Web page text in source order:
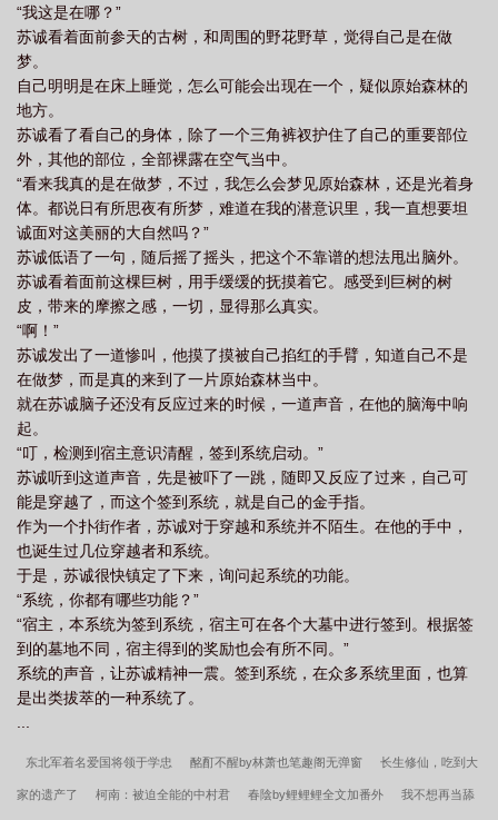
“我这是在哪？”
苏诚看着面前参天的古树，和周围的野花野草，觉得自己是在做
梦。
自己明明是在床上睡觉，怎么可能会出现在一个，疑似原始森林的
地方。
苏诚看了看自己的身体，除了一个三角裤衩护住了自己的重要部位
外，其他的部位，全部裸露在空气当中。
“看来我真的是在做梦，不过，我怎么会梦见原始森林，还是光着身
体。都说日有所思夜有所梦，难道在我的潜意识里，我一直想要坦
诚面对这美丽的大自然吗？”
苏诚低语了一句，随后摇了摇头，把这个不靠谱的想法甩出脑外。
苏诚看着面前这棵巨树，用手缓缓的抚摸着它。感受到巨树的树
皮，带来的摩擦之感，一切，显得那么真实。
“啊！”
苏诚发出了一道惨叫，他摸了摸被自己掐红的手臂，知道自己不是
在做梦，而是真的来到了一片原始森林当中。
就在苏诚脑子还没有反应过来的时候，一道声音，在他的脑海中响
起。
“叮，检测到宿主意识清醒，签到系统启动。”
苏诚听到这道声音，先是被吓了一跳，随即又反应了过来，自己可
能是穿越了，而这个签到系统，就是自己的金手指。
作为一个扑街作者，苏诚对于穿越和系统并不陌生。在他的手中，
也诞生过几位穿越者和系统。
于是，苏诚很快镇定了下来，询问起系统的功能。
“系统，你都有哪些功能？”
“宿主，本系统为签到系统，宿主可在各个大墓中进行签到。根据签
到的墓地不同，宿主得到的奖励也会有所不同。”
系统的声音，让苏诚精神一震。签到系统，在众多系统里面，也算
是出类拔萃的一种系统了。
东北军着名爱国将领于学忠 酩酊不醒by林萧也笔趣阁无弹窗 长生修仙，吃到大
家的遗产了 柯南：被迫全能的中村君 春陰by鲤鲤鲤全文加番外 我不想再当舔